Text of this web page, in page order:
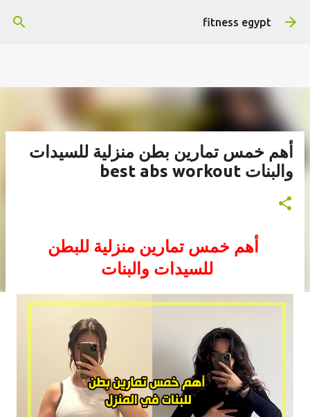
هتستفيد ومش هنضيع وقتك
التخطي إلى المحتوى الرئيسيfitness egypt
أهم خمس تمارين بطن منزلية للسيدات
والبنات best abs workout
أهم خمس تمارين منزلية للبطن
للسيدات والبنات